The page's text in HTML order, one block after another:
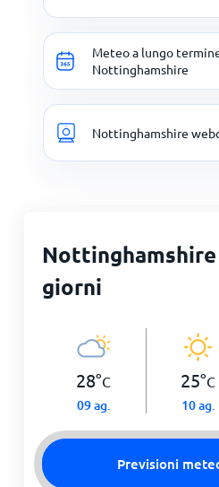
Meteo a lungo
Nottinghamshire
Nottinghamshire
giorni
28°C
09 ag.
25°C
10 ag.
Previsioni